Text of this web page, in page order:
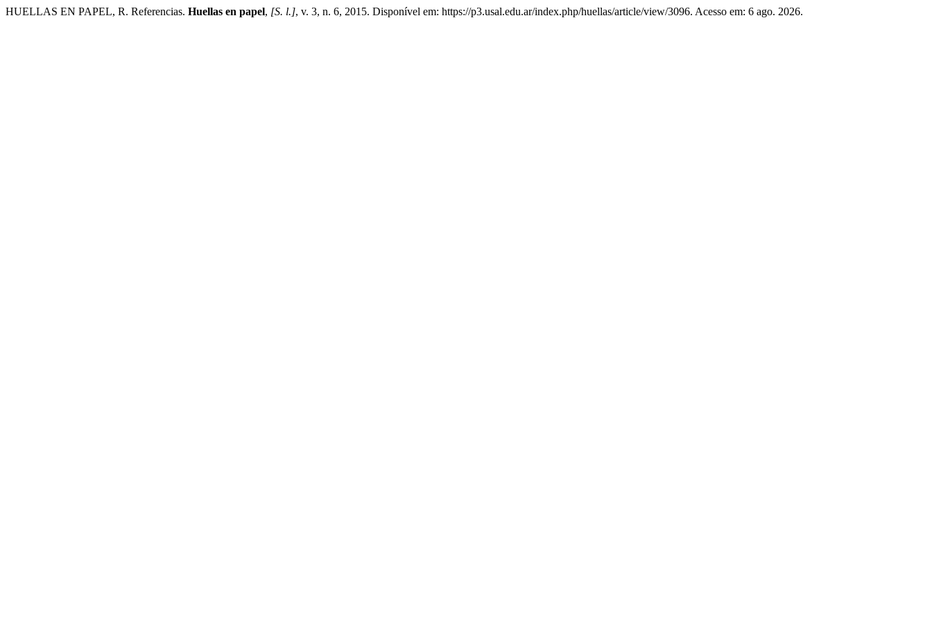
HUELLAS EN PAPEL, R. Referencias. Huellas en papel, [S. l.], v. 3, n. 6, 2015. Disponível em: https://p3.usal.edu.ar/index.php/huellas/article/view/3096. Acesso em: 6 ago. 2026.